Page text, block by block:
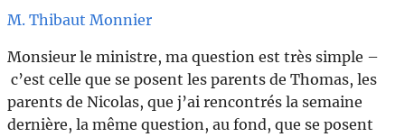
M. Thibaut Monnier
Monsieur le ministre, ma question est très simple –
c’est celle que se posent les parents de Thomas, les
parents de Nicolas, que j’ai rencontrés la semaine
dernière, la même question, au fond, que se posent